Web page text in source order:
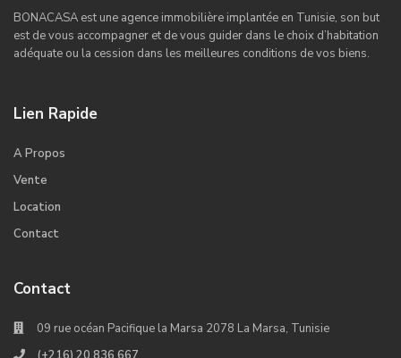
BONACASA est une agence immobilière implantée en Tunisie, son but
est de vous accompagner et de vous guider dans le choix d’habitation
adéquate ou la cession dans les meilleures conditions de vos biens.
Lien Rapide
A Propos
Vente
Location
Contact
Contact
09 rue océan Pacifique la Marsa 2078 La Marsa, Tunisie